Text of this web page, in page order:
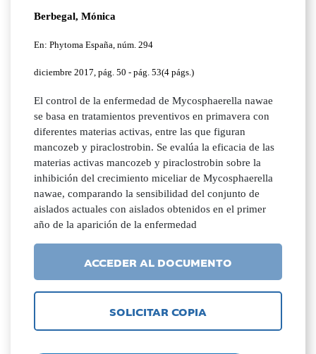
Berbegal, Mónica
En: Phytoma España, núm. 294
diciembre 2017, pág. 50 - pág. 53(4 págs.)
El control de la enfermedad de Mycosphaerella nawae
se basa en tratamientos preventivos en primavera con
diferentes materias activas, entre las que figuran
mancozeb y piraclostrobin. Se evalúa la eficacia de las
materias activas mancozeb y piraclostrobin sobre la
inhibición del crecimiento miceliar de Mycosphaerella
nawae, comparando la sensibilidad del conjunto de
aislados actuales con aislados obtenidos en el primer
año de la aparición de la enfermedad
ACCEDER AL DOCUMENTO
SOLICITAR COPIA